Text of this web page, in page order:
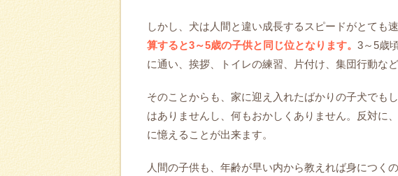
しかし、犬は人間と違い成長するスピードがとても速
算すると3～5歳の子供と同じ位となります。 3～5歳
に通い、挨拶、トイレの練習、片付け、集団行動な
そのことからも、家に迎え入れたばかりの子犬でも
はありませんし、何もおかしくありません。反対に
に憶えることが出来ます。
人間の子供も、年齢が早い内から教えれば身につく